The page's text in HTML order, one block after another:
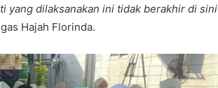
yang dilaksanakan ini tidak berakhir di sini
Hajah Florinda.